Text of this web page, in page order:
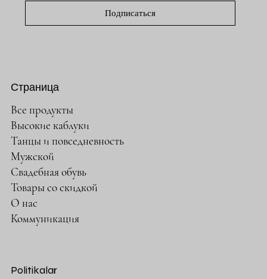
Подписаться
Страница
Все продукты
Высокие каблуки
Танцы и повседневность
Мужской
Свадебная обувь
Товары со скидкой
О нас
Коммуникация
Politikalar